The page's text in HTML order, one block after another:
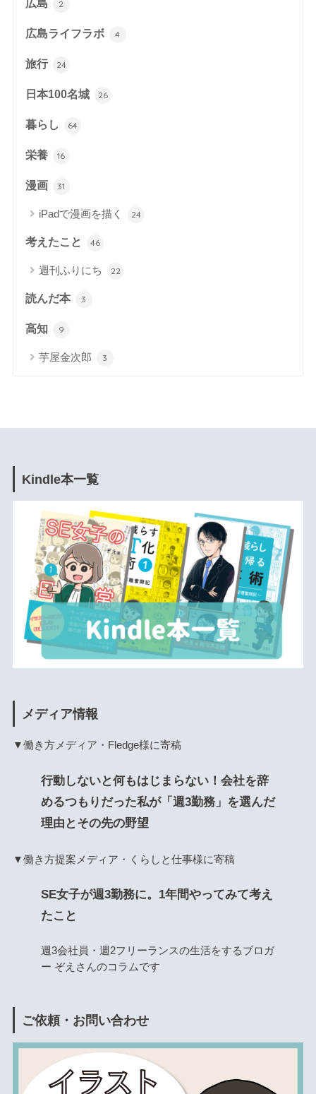
広島 2
広島ライフラボ 4
旅行 24
日本100名城 26
暮らし 64
栄養 16
漫画 31
iPadで漫画を描く 24
考えたこと 46
週刊ふりにち 22
読んだ本 3
高知 9
芋屋金次郎 3
Kindle本一覧
メディア情報
▼働き方メディア・Fledge様に寄稿
行動しないと何もはじまらない！会社を辞
めるつもりだった私が「週3勤務」を選んだ
理由とその先の野望
▼働き方提案メディア・くらしと仕事様に寄稿
SE女子が週3勤務に。1年間やってみて考え
たこと
週3会社員・週2フリーランスの生活をするブロガ
ー ぞえさんのコラムです
ご依頼・お問い合わせ